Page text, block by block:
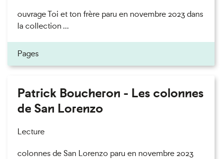
ouvrage Toi et ton frère paru en novembre 2023 dans
la collection ...
Pages
Patrick Boucheron - Les colonnes
de San Lorenzo
Lecture
colonnes de San Lorenzo paru en novembre 2023